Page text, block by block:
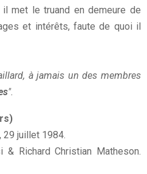
met le truand en demeure de
et intérêts, faute de quoi il
à jamais un des membres
".
29 juillet 1984.
Richard Christian Matheson.